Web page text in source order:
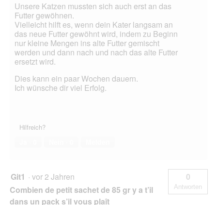
Unsere Katzen mussten sich auch erst an das
Futter gewöhnen.
Vielleicht hilft es, wenn dein Kater langsam an
das neue Futter gewöhnt wird, indem zu Beginn
nur kleine Mengen ins alte Futter gemischt
werden und dann nach und nach das alte Futter
ersetzt wird.
Dies kann ein paar Wochen dauern.
Ich wünsche dir viel Erfolg.
Hilfreich?
Git1 · vor 2 Jahren
Combien de petit sachet de 85 gr y a t’il
dans un pack s’il vous plaît
0
Antworten